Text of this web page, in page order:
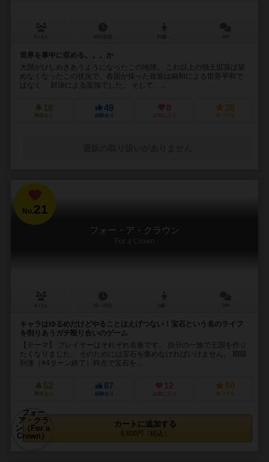
世界を掌中に収める。。。か
大国がひしめきあうようになったこの地球。 これ以上の領土拡張は望
めなくなったこの状況で、各国が採った政策は融和による世界平和で
はなく、 対決による富強でした。 そして、...
18
興味あり
49
経験あり
8
お気に入り
38
持ってる
No.21
フォー・ア・クラウン
For a Crown
キャラはゆるめだけどやることはえげつない！宝石という名のライフ
を削りあうガチ殴り合いのゲーム
【テーマ】 プレイヤーはそれぞれ名族です。 自分の一族で王国を作り
たくなりました。 そのためには宝石を集めなければいけません。 期限
到達（※4ターン終了）時点で宝石を...
52
興味あり
87
経験あり
12
お気に入り
60
持ってる
カートに追加する
6,600円（税込）